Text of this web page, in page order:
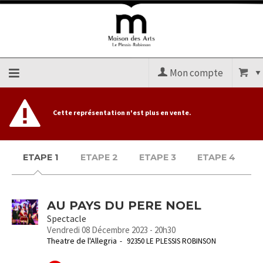
Accueil
officiel
Mon compte
Cette représentation n'est plus en vente.
ETAPE 1 ETAPE 2 ETAPE 3 ETAPE 4
AU PAYS DU PERE NOEL
Spectacle
Vendredi 08 Décembre 2023 - 20h30
Theatre de l'Allegria 92350 LE PLESSIS ROBINSON